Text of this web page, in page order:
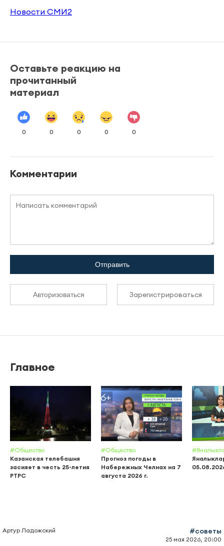
Новости СМИ2
Оставьте реакцию на
прочитанный
материал
0 0 0 0 0
Комментарии
Отправить
Авторизоваться Зарегистрироваться
Главное
#Общество
Казанская телебашня
засияет в честь 25-летия
РТРС
#Общество
Прогноз погоды в
Набережных Челнах на 7
августа 2026 г.
Артур Ладожский #советы
25 мая 2026, 20:00